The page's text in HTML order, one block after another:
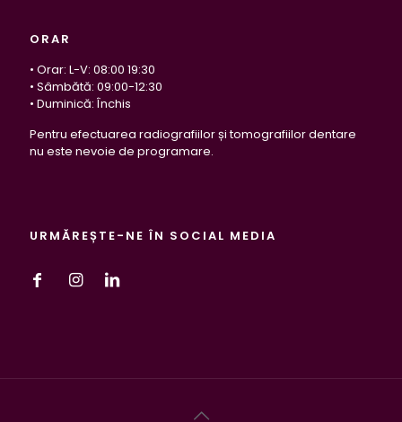
ORAR
• Orar: L-V: 08:00 19:30
• Sâmbătă: 09:00-12:30
• Duminică: Închis
Pentru efectuarea radiografiilor și tomografiilor dentare
nu este nevoie de programare.
URMĂREȘTE-NE ÎN SOCIAL MEDIA